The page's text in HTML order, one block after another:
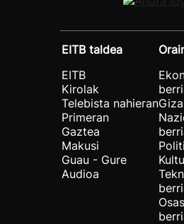
EITB taldea
EITB
Kirolak
Telebista nahieran
Primeran
Gaztea
Makusi
Guau - Gure
Audioa